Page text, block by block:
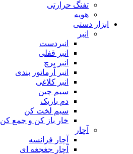
تفنگ حرارتی
هویه
ابزار دستی
انبر
انبردست
انبر قفلی
انبر پرچ
انبر آرماتور بندی
انبر کلاغی
سیم چین
دم باریک
سیم لخت کن
خار باز کن و جمع کن
آچار
آچار فرانسه
آچار جغجغه ای